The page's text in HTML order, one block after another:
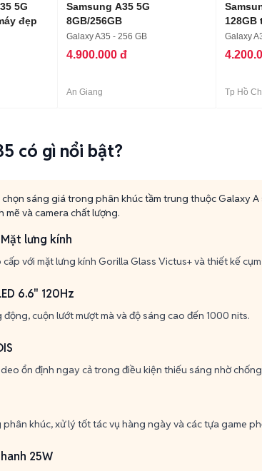
5G
đẹp
Samsung A35 5G
8GB/256GB
Galaxy A35 - 256 GB
4.900.000 đ
An Giang
128GB
Galaxy
Tp Hồ
có gì nổi bật?
sáng giá trong phân khúc tầm trung thuộc Galaxy
mẽ và camera chất lượng.
lưng kính
với mặt lưng kính Gorilla Glass Victus+ và thiết kế
6.6" 120Hz
động, cuộn lướt mượt mà và độ sáng cao đến 1000 nits.
ổn định ngay cả trong điều kiện thiếu sáng nhờ
phân khúc, xử lý tốt tác vụ hàng ngày và các tựa game
25W